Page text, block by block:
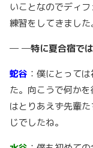
いことなのでディ
練習をしてきました
─ ─特に夏合宿では
蛇谷 ：僕にとって
た。向こうで何か
はとりあえず先輩
じでしたね。